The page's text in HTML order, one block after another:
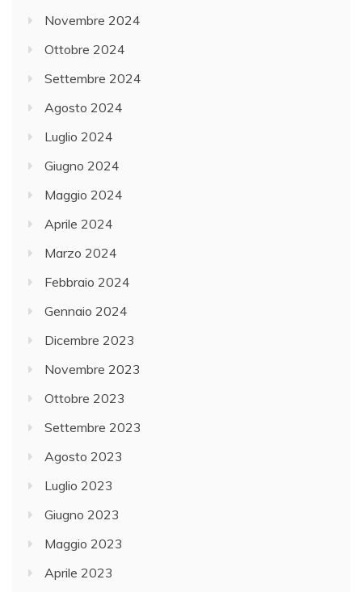
Novembre 2024
Ottobre 2024
Settembre 2024
Agosto 2024
Luglio 2024
Giugno 2024
Maggio 2024
Aprile 2024
Marzo 2024
Febbraio 2024
Gennaio 2024
Dicembre 2023
Novembre 2023
Ottobre 2023
Settembre 2023
Agosto 2023
Luglio 2023
Giugno 2023
Maggio 2023
Aprile 2023